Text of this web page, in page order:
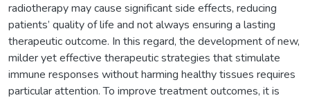
radiotherapy may cause significant side effects, reducing
patients’ quality of life and not always ensuring a lasting
therapeutic outcome. In this regard, the development of new,
milder yet effective therapeutic strategies that stimulate
immune responses without harming healthy tissues requires
particular attention. To improve treatment outcomes, it is